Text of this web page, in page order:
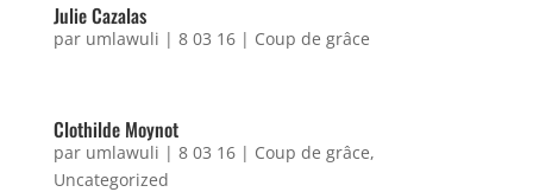
Julie Cazalas
par umlawuli | 8 03 16| Coup de grâce
Clothilde Moynot
par umlawuli | 8 03 16| Coup de grâce,
Uncategorized